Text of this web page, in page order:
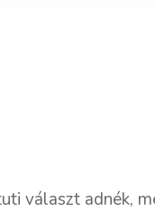
választ adnék,